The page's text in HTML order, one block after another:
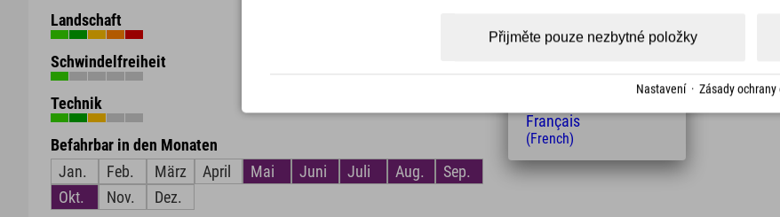
Landschaft
Schwindelfreiheit
Technik
Befahrbar in den Monaten
Jan.
Feb. März April Mai Juni Juli Aug.
Sep.
Okt.
Nov.
Dez.
Přijměte pouze nezbytné položky
Nastavení· Zásady
(Polish)
Magyar
Français
(French)